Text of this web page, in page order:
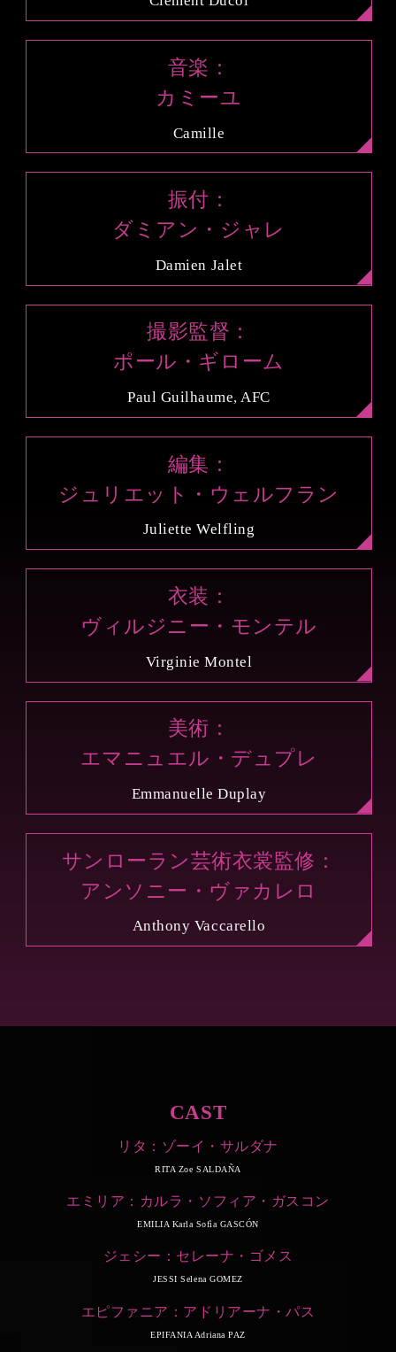
音楽：
カミーユ
Camille
振付：
ダミアン・ジャレ
Damien Jalet
撮影監督：
ポール・ギローム
Paul Guilhaume, AFC
編集：
ジュリエット・ウェルフラン
Juliette Welfling
衣装：
ヴィルジニー・モンテル
Virginie Montel
美術：
エマニュエル・デュプレ
Emmanuelle Duplay
サンローラン芸術衣裳監修：
アンソニー・ヴァカレロ
Anthony Vaccarello
CAST
リタ：ゾーイ・サルダナ
RITA Zoe SALDAÑA
エミリア：カルラ・ソフィア・ガスコン
EMILIA Karla Sofìa GASCÓN
ジェシー：セレーナ・ゴメス
JESSI Selena GOMEZ
エピファニア：アドリアーナ・パス
EPIFANIA Adriana PAZ